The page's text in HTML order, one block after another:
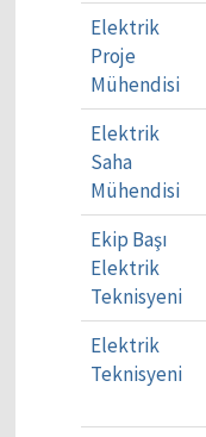
Elektrik
Proje
Mühendisi
Elektrik
Saha
Mühendisi
Ekip Başı
Elektrik
Teknisyeni
Elektrik
Teknisyeni